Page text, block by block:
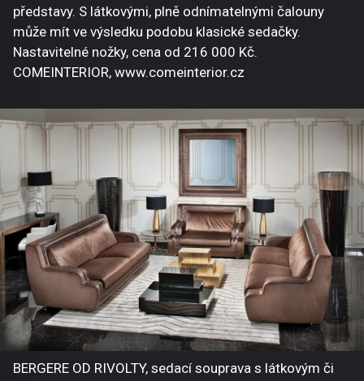
představy. S látkovými, plně odnímatelnými čalouny
může mít ve výsledku podobu klasické sedačky.
Nastavitelné nožky, cena od 216 000 Kč.
COMEINTERIOR, www.comeinterior.cz
BERGERE OD RIVOLTY, sedací souprava s látkovým či